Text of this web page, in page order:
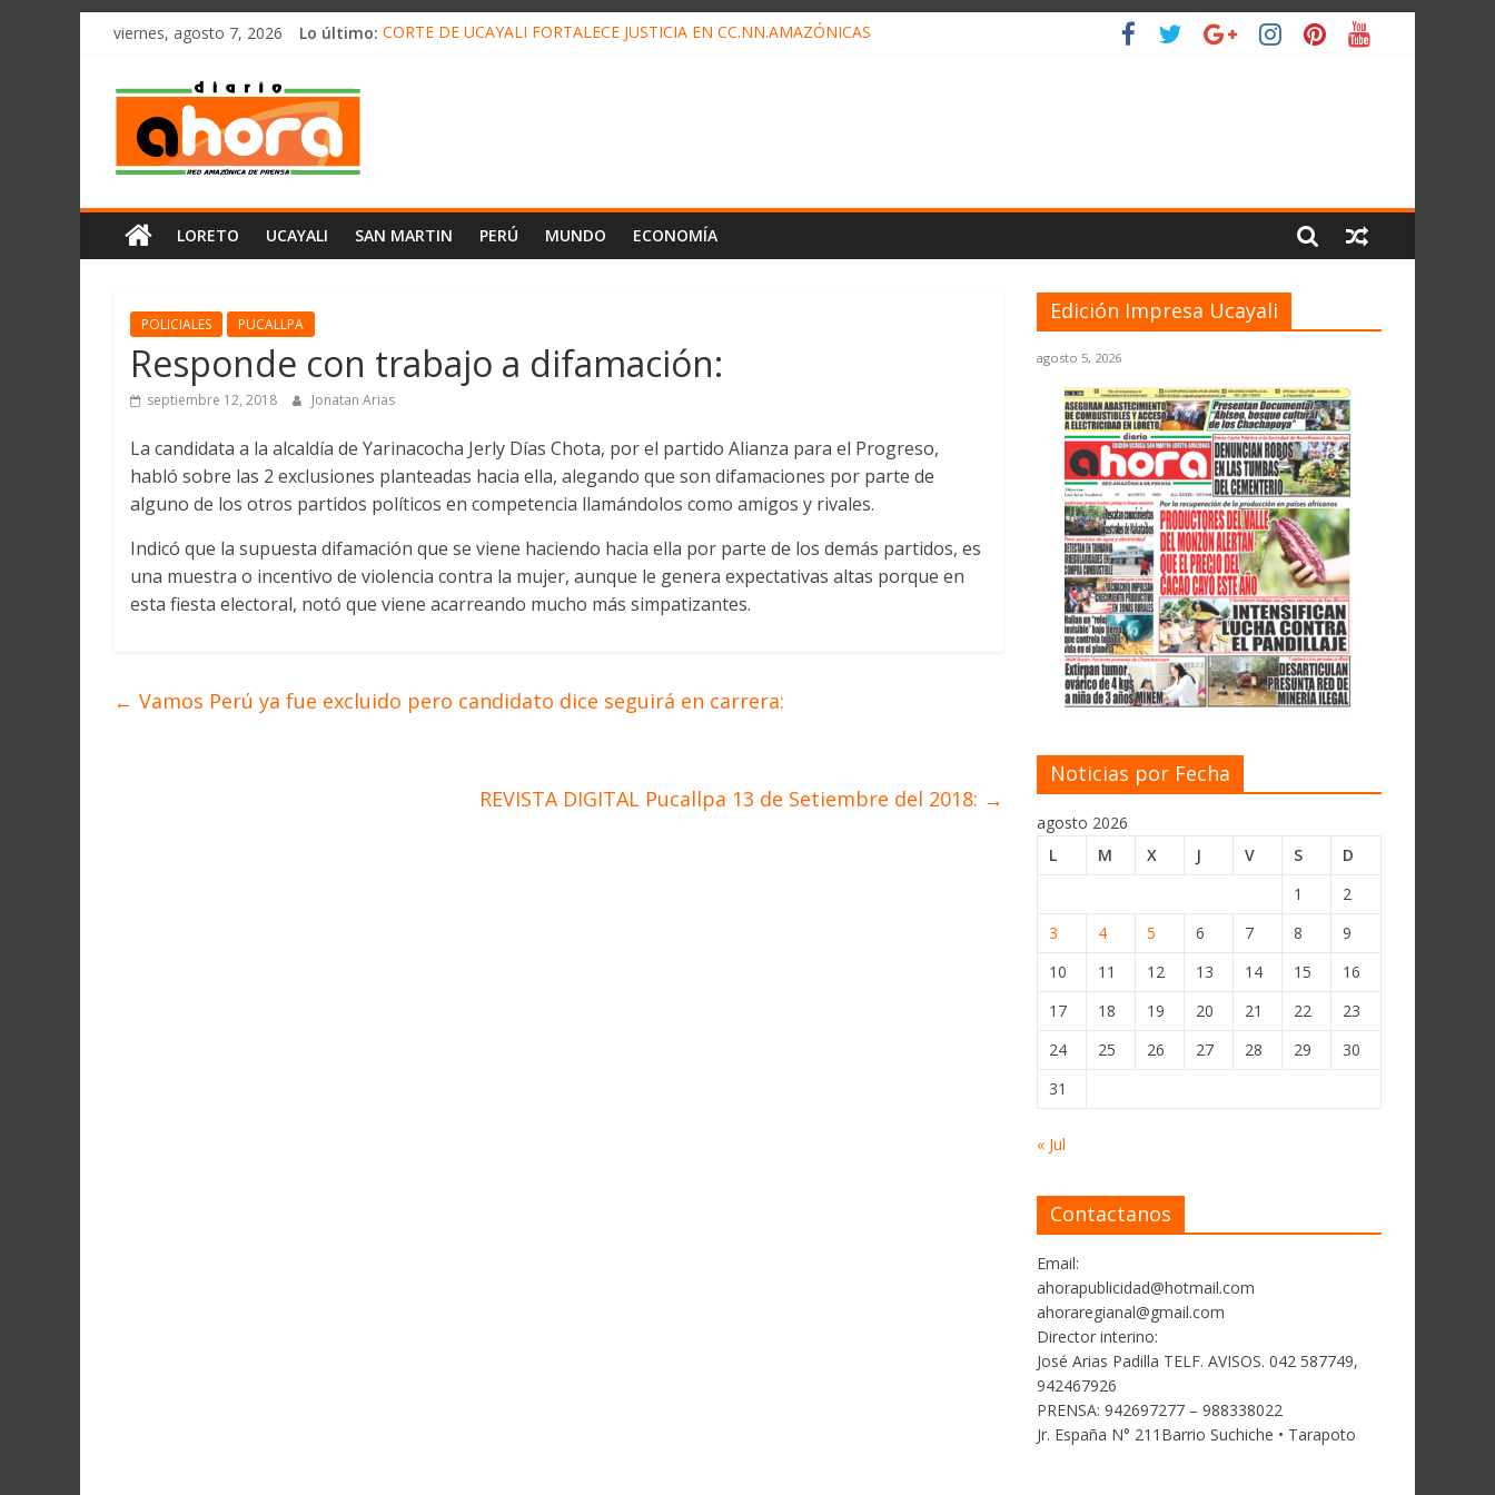
олимп казино
Saltarviernes, agosto 7, 2026 Lo último: CORTE DE UCAYALI FORTALECE JUSTICIA EN CC.NN.AMAZÓNICAS
Diario
Ahora
Cadena
Amazónica
de
Noticias
del
Perú,
Mundo
Ucayali,
San
Martín
Loreto
LORETO UCAYALI SAN MARTIN PERÚ MUNDO ECONOMÍA
POLICIALES PUCALLPA
Responde con trabajo a difamación:
septiembre 12, 2018 Jonatan Arias
La candidata a la alcaldía de Yarinacocha Jerly Días Chota, por el partido Alianza para el Progreso,
habló sobre las 2 exclusiones planteadas hacia ella, alegando que son difamaciones por parte de
alguno de los otros partidos políticos en competencia llamándolos como amigos y rivales.
Indicó que la supuesta difamación que se viene haciendo hacia ella por parte de los demás partidos, es
una muestra o incentivo de violencia contra la mujer, aunque le genera expectativas altas porque en
esta fiesta electoral, notó que viene acarreando mucho más simpatizantes.
← Vamos Perú ya fue excluido pero candidato dice seguirá en carrera:
REVISTA DIGITAL Pucallpa 13 de Setiembre del 2018: →
Edición Impresa Ucayali
agosto 5, 2026
Noticias por Fecha
agosto 2026
L
M X J V S
D
1
2
3
4 5 6 7 8
9
10
11 12 13 14 15
16
17
18 19 20 21 22
23
24
25 26 27 28 29
30
31
« Jul
Contactanos
Email:
ahorapublicidad@hotmail.com
ahoraregianal@gmail.com
Director interino:
José Arias Padilla TELF. AVISOS. 042 587749,
942467926
PRENSA: 942697277 – 988338022
Jr. España N° 211Barrio Suchiche • Tarapoto